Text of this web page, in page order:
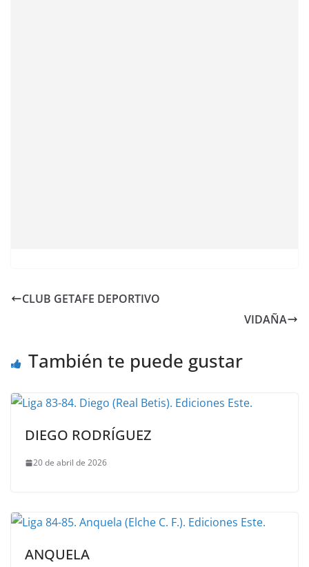
CLUB GETAFE DEPORTIVO
VIDAÑA
También te puede gustar
DIEGO RODRÍGUEZ
20 de abril de 2026
ANQUELA